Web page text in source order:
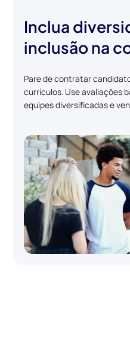
Inclua
inclusão na
Pare de contratar
currículos. Use avaliações
equipes diversificadas e